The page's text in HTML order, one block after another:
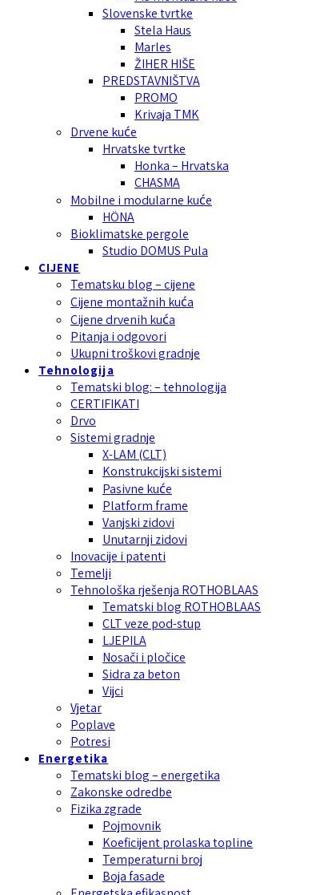
Slovenske tvrtke
Stela Haus
Marles
ŽIHER HIŠE
PREDSTAVNIŠTVA
PROMO
Krivaja TMK
Drvene kuće
Hrvatske tvrtke
Honka – Hrvatska
CHASMA
Mobilne i modularne kuće
HÖNA
Bioklimatske pergole
Studio DOMUS Pula
CIJENE
Tematsku blog – cijene
Cijene montažnih kuća
Cijene drvenih kuća
Pitanja i odgovori
Ukupni troškovi gradnje
Tehnologija
Tematski blog: – tehnologija
CERTIFIKATI
Drvo
Sistemi gradnje
X-LAM (CLT)
Konstrukcijski sistemi
Pasivne kuće
Platform frame
Vanjski zidovi
Unutarnji zidovi
Inovacije i patenti
Temelji
Tehnološka rješenja ROTHOBLAAS
Tematski blog ROTHOBLAAS
CLT veze pod-stup
LJEPILA
Nosači i pločice
Sidra za beton
Vijci
Vjetar
Poplave
Potresi
Energetika
Tematski blog – energetika
Zakonske odredbe
Fizika zgrade
Pojmovnik
Koeficijent prolaska topline
Temperaturni broj
Boja fasade